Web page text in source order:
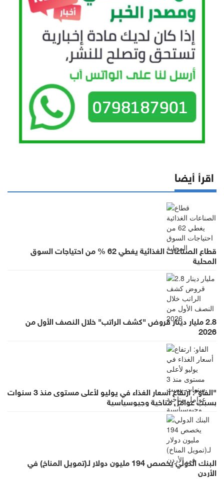
اقرأ أيضا
قطاع الصناعات الغذائية يغطي 62 % من احتياجات السوق
المحلية
2.8 مليار دينار قروض "كشف الراتب" خلال النصف الأول من
2026
"الفاو": ارتفاع أسعار الغذاء في يوليو لأعلى مستوى منذ 3 سنوات
بسبب عوامل مناخية وجيوسياسية
البنك الدولي يخصص 194 مليون دولار لـ(تمويل المناخ) في
الأردن